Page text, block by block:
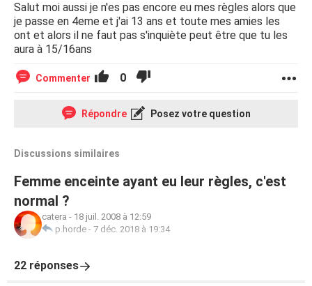
Salut moi aussi je n'es pas encore eu mes règles alors que
je passe en 4eme et j'ai 13 ans et toute mes amies les
ont et alors il ne faut pas s'inquiète peut être que tu les
aura à 15/16ans
Commenter 0
Répondre Posez votre question
Discussions similaires
Femme enceinte ayant eu leur règles, c'est
normal ?
catera - 18 juil. 2008 à 12:59
p.horde - 7 déc. 2018 à 19:34
22 réponses